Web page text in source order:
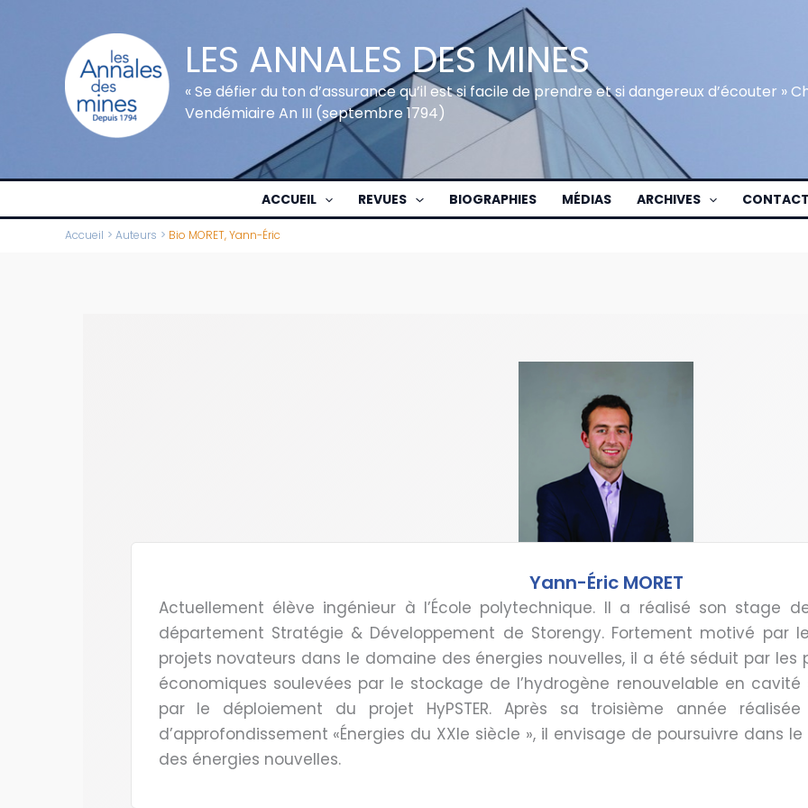
LES ANNALES DES MINES
« Se défier du ton d’assurance qu’il est si facile de prendre et si dangereux d’écouter »
Vendémiaire An III (septembre 1794)
ACCUEIL REVUES BIOGRAPHIES MÉDIAS ARCHIVES CONTACT
Accueil Auteurs Bio MORET, Yann-Éric
Yann-Éric MORET
Actuellement élève ingénieur à l’École polytechnique. Il a réalisé son stage
département Stratégie & Développement de Storengy. Fortement motivé par
projets novateurs dans le domaine des énergies nouvelles, il a été séduit par
économiques soulevées par le stockage de l’hydrogène renouvelable en
par le déploiement du projet HyPSTER. Après sa troisième année
d’approfondissement «Énergies du XXIe siècle », il envisage de poursuivre dans
des énergies nouvelles.